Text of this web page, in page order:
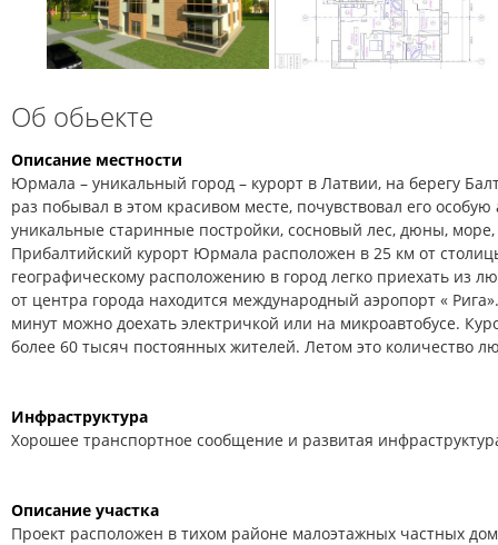
Об обьекте
Описание местности
Юрмала – уникальный город – курорт в Латвии, на берегу
раз побывал в этом красивом месте, почувствовал его
уникальные старинные постройки, сосновый лес, дюны,
Прибалтийский курорт Юрмала расположен в 25 км от
географическому расположению в город легко приехать из
от центра города находится международный аэропорт «
минут можно доехать электричкой или на микроавтобусе.
более 60 тысяч постоянных жителей. Летом это количество
Инфраструктура
Хорошее транспортное сообщение и развитая
Описание участка
Проект расположен в тихом районе малоэтажных частных